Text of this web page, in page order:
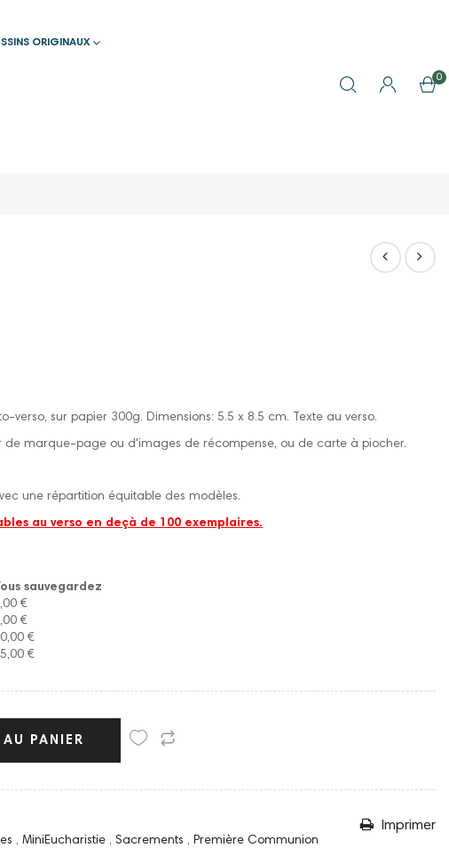
ORIGINAUX
0
verso, sur papier 300g. Dimensions: 5.5 x 8.5 cm. Texte au verso.
de marque-page ou d'images de récompense, ou de carte à piocher.
une répartition équitable des modèles.
au verso en deçà de 100 exemplaires.
sauvegardez
€
€
€
€
PANIER
Imprimer
, MiniEucharistie , Sacrements , Première Communion